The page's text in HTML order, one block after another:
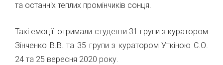
та останніх теплих промінчиків сонця.
Такі емоції отримали студенти 31 групи з куратором
Зінченко В.В. та 35 групи з куратором Уткіною С.О.
24 та 25 вересня 2020 року.